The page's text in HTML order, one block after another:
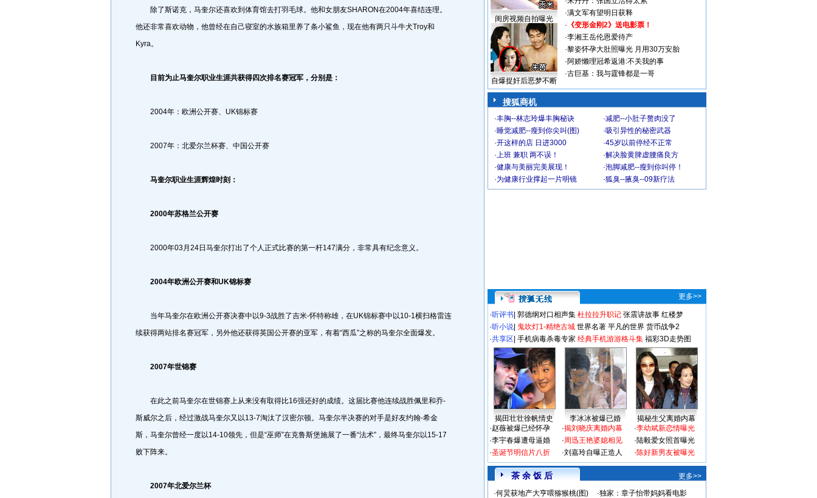
除了斯诺克，马奎尔还喜欢到体育馆去打羽毛球。他和女朋友SHARON在2004年喜结连理。
他还非常喜欢动物，他曾经在自己寝室的水族箱里养了条小鲨鱼，现在他有两只斗牛犬Troy和
Kyra。
目前为止马奎尔职业生涯共获得四次排名赛冠军，分别是：
2004年：欧洲公开赛、UK锦标赛
2007年：北爱尔兰杯赛、中国公开赛
马奎尔职业生涯辉煌时刻：
2000年苏格兰公开赛
2000年03月24日马奎尔打出了个人正式比赛的第一杆147满分，非常具有纪念意义。
2004年欧洲公开赛和UK锦标赛
当年马奎尔在欧洲公开赛决赛中以9-3战胜了吉米-怀特称雄，在UK锦标赛中以10-1横扫格雷连
续获得两站排名赛冠军，另外他还获得英国公开赛的亚军，有着“西瓜”之称的马奎尔全面爆发。
2007年世锦赛
在此之前马奎尔在世锦赛上从来没有取得比16强还好的成绩。这届比赛他连续战胜佩里和乔-
斯威尔之后，经过激战马奎尔又以13-7淘汰了汉密尔顿。马奎尔半决赛的对手是好友约翰-希金
斯，马奎尔曾经一度以14-10领先，但是“巫师”在克鲁斯堡施展了一番“法术”，最终马奎尔以15-17
败下阵来。
2007年北爱尔兰杯
闺房视频自拍曝光
自爆捉奸后恶梦不断
·满文军有望明日获释
· 《变形金刚2》送电影票！
·李湘王岳伦恩爱待产
·黎姿怀孕大肚照曝光 月用30万安胎
·阿娇懒理冠希返港:不关我的事
·古巨基：我与霆锋都是一哥
搜狐商机
·丰胸--林志玲爆丰胸秘诀 ·减肥--小肚子赘肉没了
·睡觉减肥--瘦到你尖叫(图) ·吸引异性的秘密武器
·开这样的店 日进3000 ·45岁以前停经不正常
·上班 兼职 两不误！ ·解决脸黄脾虚腰痛良方
·健康与美丽完美展现！ ·泡脚减肥--瘦到你叫停！
·为健康行业撑起一片明镜 ·狐臭--腋臭--09新疗法
更多>>
·听评书 郭德纲对口相声集 杜拉拉升职记 张震讲故事 红楼梦
·听小说 鬼吹灯1-精绝古城 世界名著 平凡的世界 货币战争2
·共享区 手机病毒杀毒专家 经典手机游游格斗集 福彩3D走势图
揭田壮壮徐帆情史 李冰冰被爆已婚
揭秘生父离婚内幕
·赵薇被爆已经怀孕
·李宇春爆遭母逼婚
·圣诞节明信片八折
·揭刘晓庆离婚内幕
·周迅王艳婆媳相见
·刘嘉玲自曝正造人
·李幼斌新恋情曝光
·陆毅爱女照首曝光
·陈好新男友被曝光
茶 余 饭 后
更多>>
·何炅获地产大亨喂猕猴桃(图) ·独家：章子怡带妈妈看电影